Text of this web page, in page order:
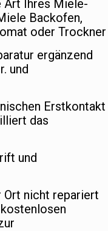
Art Ihres Miele-
Backofen,
oder Trockner
ergänzend
und
Erstkontakt
das
und
nicht repariert